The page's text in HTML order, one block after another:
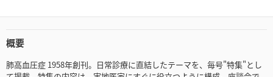
概要
肺高血圧症 1958年創刊。日常診療に直結したテーマを、毎号"特集"とし